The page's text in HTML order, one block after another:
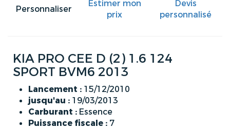
Personnaliser
Estimer mon
prix
Devis
personnalisé
KIA PRO CEE D (2) 1.6 124
SPORT BVM6 2013
Lancement : 15/12/2010
jusqu'au : 19/03/2013
Carburant : Essence
Puissance fiscale : 7